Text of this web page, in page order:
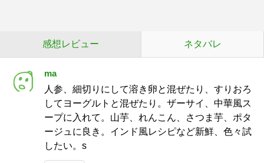
感想レビュー ネタバレ
ma
人参、細切りにして溶き卵と混ぜたり、すりおろ
してヨーグルトと混ぜたり。ザーサイ、中華風ス
ープに入れて。山芋、れんこん、さつま芋、ポタ
ージュに良き。インド風レシピなど新鮮、色々試
したい。s